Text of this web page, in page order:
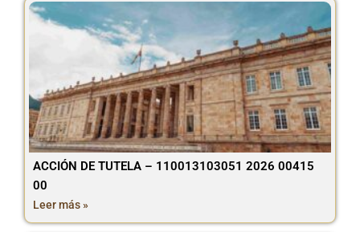
ACCIÓN DE TUTELA – 110013103051 2026 00415
00
Leer más »